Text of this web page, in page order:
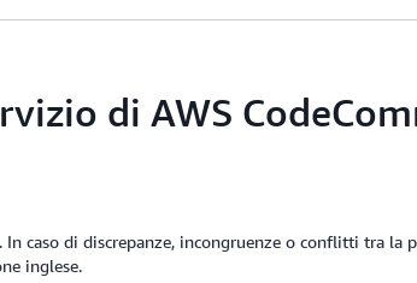
di AWS
caso di discrepanze, incongruenze o conflitti tra la
inglese.